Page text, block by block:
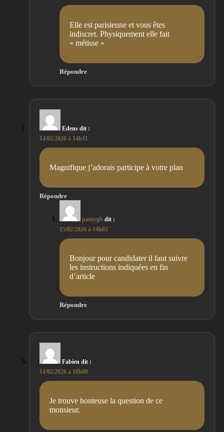
Elle est parisienne et vous êtes
indiscret. Physiquement elle fait
« métisse »
Répondre
Edens dit :
14/02/2026 à 14h41
Magnifique j’adorais participe à votre plan
Répondre
pamygb dit :
15/02/2026 à 14h02
Bonjour pour candidater il faut suivre
les instructions indiquées en fin
d’article
Répondre
Fabien dit :
14/02/2026 à 18h00
Je trouve honteuse la question de ce
monsieur.